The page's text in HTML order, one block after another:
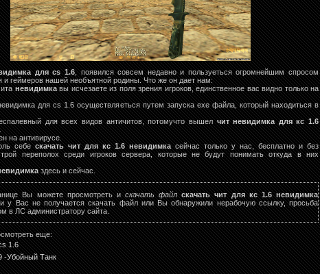
для cs 1.6, появился совсем недавно и пользуеться огромнейшим спросом
и геймеров нашей необъятной родины. Что же он дает нам:
невидимкавы исчезаете из поля зрения игроков, единственное вас видно только на
для cs 1.6 осуществляеться путем запуска exe файла, который находиться в
для всех видов античитов, потомучто вышелчит невидимка для кс 1.6
на антивирусе.
себескачать чит для кс 1.6 невидимкасейчас только у нас, бесплатно и без
переполох среди игроков сервера, которые не будут понимать откуда в них
здесь и сейчас.
Вы можете просмотреть искачать файл скачать чит для кс 1.6 невидимка
у Вас не получается скачать файл или Вы обнаружили нерабочую ссылку, просьба
в ЛС администратору сайта.
еще:
1.6
-Убойный Танк